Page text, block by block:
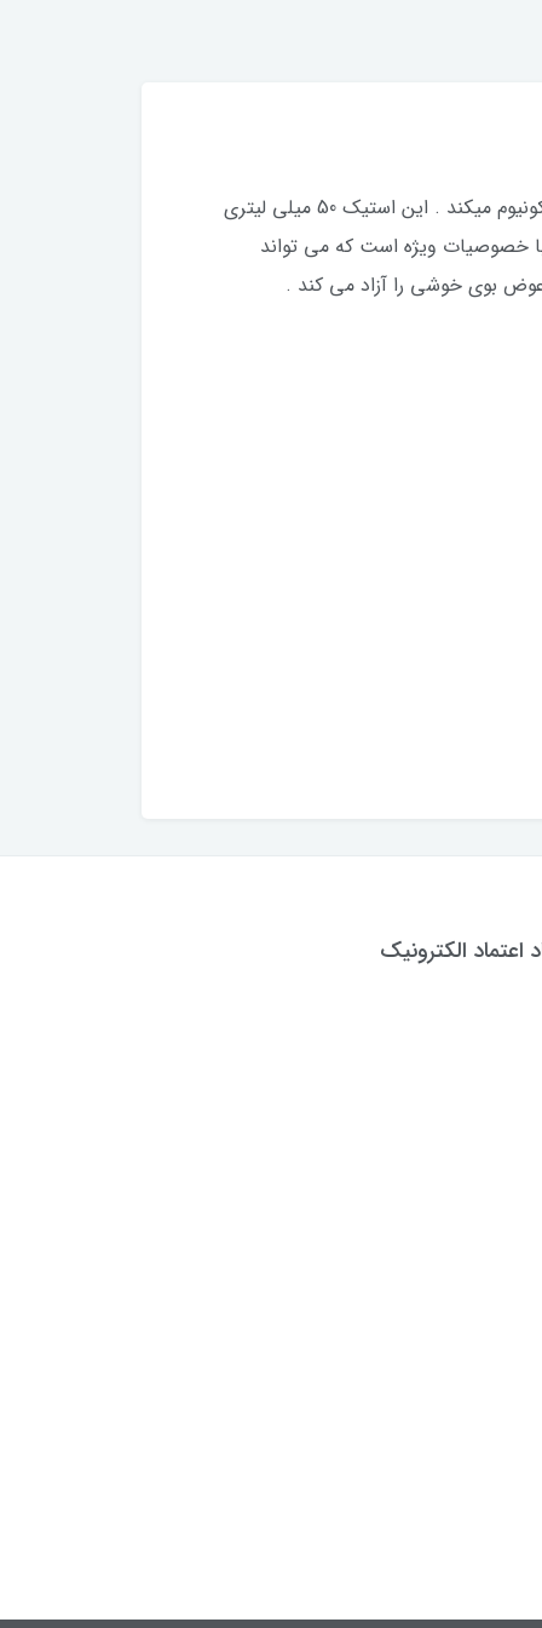
استیک ضد تعریق پیور اسپرت با فرمولاسیون ویژه‌ای که دارد به کاهش تعریق میکند با کمک یون‌های آلومینیوم و زیرکونیوم میکند . این استیک 50 میلی لیتری
خصوصیات ویژه است که می تواند
عوض بوی خوشی را آزاد می کند .
اعتماد الکترونیک